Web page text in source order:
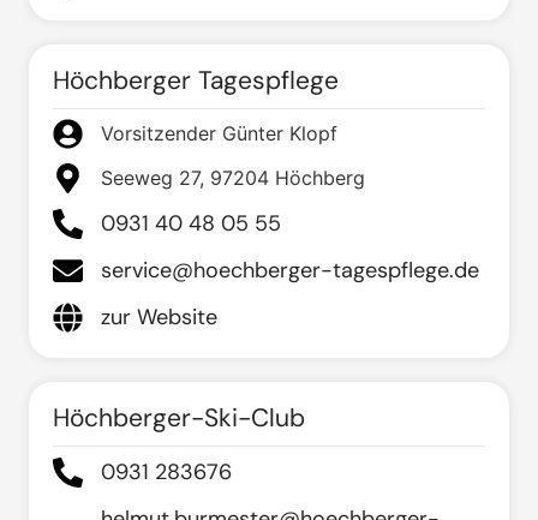
Höchberger Tagespflege
Vorsitzender Günter Klopf
Seeweg 27, 97204 Höchberg
0931 40 48 05 55
service@hoechberger-tagespflege.de
zur Website
Höchberger-Ski-Club
0931 283676